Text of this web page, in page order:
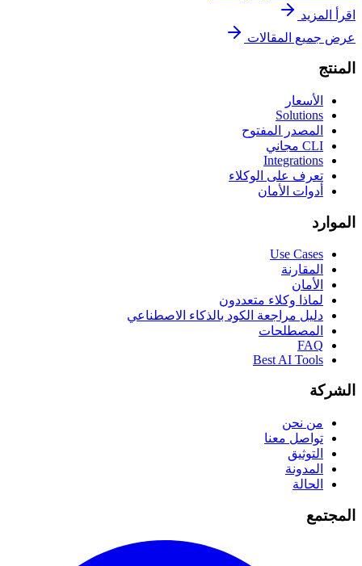
اقرأ المزيد
عرض جميع المقالات
المنتج
الأسعار
Solutions
المصدر المفتوح
CLI مجاني
Integrations
تعرف على الوكلاء
أدوات الأمان
الموارد
Use Cases
المقارنة
الأمان
لماذا وكلاء متعددون
دليل مراجعة الكود بالذكاء الاصطناعي
المصطلحات
FAQ
Best AI Tools
الشركة
من نحن
تواصل معنا
التوثيق
المدونة
الحالة
المجتمع